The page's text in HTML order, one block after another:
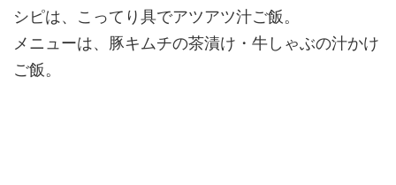
シピは、こってり具でアツアツ汁ご飯。
メニューは、豚キムチの茶漬け・牛しゃぶの汁かけ
ご飯。